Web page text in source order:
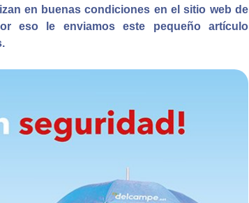
en buenas condiciones en el sitio web de
eso le enviamos este pequeño artículo